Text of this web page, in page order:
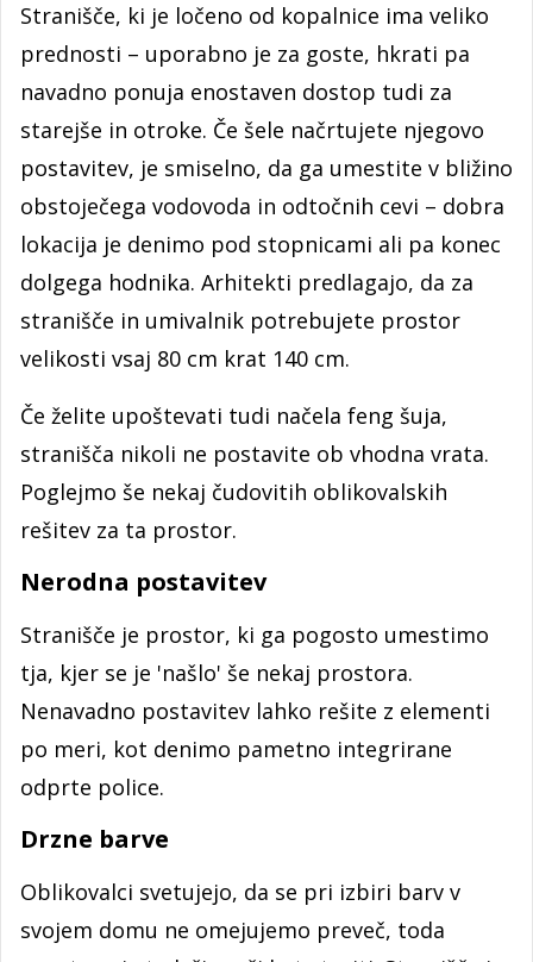
Stranišče, ki je ločeno od kopalnice ima veliko
prednosti – uporabno je za goste, hkrati pa
navadno ponuja enostaven dostop tudi za
starejše in otroke. Če šele načrtujete njegovo
postavitev, je smiselno, da ga umestite v bližino
obstoječega vodovoda in odtočnih cevi – dobra
lokacija je denimo pod stopnicami ali pa konec
dolgega hodnika. Arhitekti predlagajo, da za
stranišče in umivalnik potrebujete prostor
velikosti vsaj 80 cm krat 140 cm.
Če želite upoštevati tudi načela feng šuja,
stranišča nikoli ne postavite ob vhodna vrata.
Poglejmo še nekaj čudovitih oblikovalskih
rešitev za ta prostor.
Nerodna postavitev
Stranišče je prostor, ki ga pogosto umestimo
tja, kjer se je 'našlo' še nekaj prostora.
Nenavadno postavitev lahko rešite z elementi
po meri, kot denimo pametno integrirane
odprte police.
Drzne barve
Oblikovalci svetujejo, da se pri izbiri barv v
svojem domu ne omejujemo preveč, toda